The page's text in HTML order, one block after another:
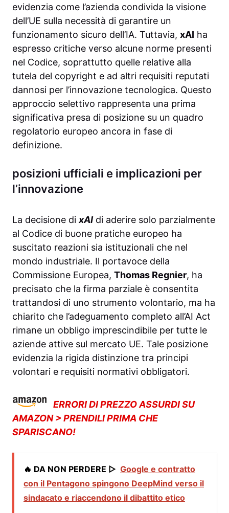
evidenzia come l’azienda condivida la visione
dell’UE sulla necessità di garantire un
funzionamento sicuro dell’IA. Tuttavia, xAI ha
espresso critiche verso alcune norme presenti
nel Codice, soprattutto quelle relative alla
tutela del copyright e ad altri requisiti reputati
dannosi per l’innovazione tecnologica. Questo
approccio selettivo rappresenta una prima
significativa presa di posizione su un quadro
regolatorio europeo ancora in fase di
definizione.
posizioni ufficiali e implicazioni per
l’innovazione
La decisione di xAIdi aderire solo parzialmente
al Codice di buone pratiche europeo ha
suscitato reazioni sia istituzionali che nel
mondo industriale. Il portavoce della
Commissione Europea, Thomas Regnier, ha
precisato che la firma parziale è consentita
trattandosi di uno strumento volontario, ma ha
chiarito che l’adeguamento completo all’AI Act
rimane un obbligo imprescindibile per tutte le
aziende attive sul mercato UE. Tale posizione
evidenzia la rigida distinzione tra principi
volontari e requisiti normativi obbligatori.
ERRORI DI PREZZO ASSURDI SU
AMAZON > PRENDILI PRIMA CHE
SPARISCANO!
🔥 DA NON PERDERE ▷ Google e contratto
con il Pentagono spingono DeepMind verso il
sindacato e riaccendono il dibattito etico